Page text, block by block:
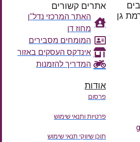
גן
אתרים קשורים
האתר המרכזי נדל"ן
מחוז דן
המומחים מסבירים
אינדקס העסקים באזור
המדריך להזמנות
אודות
פרסום
פרטיות ותנאי שימוש
תוכן שיווקי תנאי שימוש